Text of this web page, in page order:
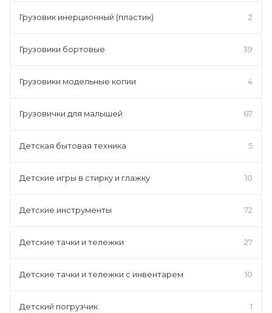
Грузовик инерционный (пластик) 2
Грузовики бортовые 39
Грузовики модельные копии 4
Грузовички для малышей 67
Детская бытовая техника 5
Детские игры в стирку и глажку 10
Детские инструменты 72
Детские тачки и тележки 27
Детские тачки и тележки с инвентарем 10
Детский погрузчик 1